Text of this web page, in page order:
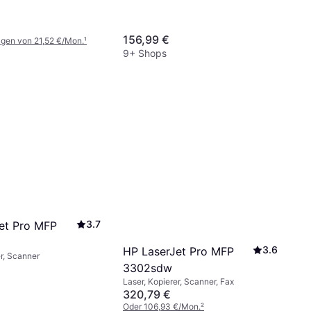
von 21,52 €/Mon.¹ 156,99 €
9+ Shops
Pro MFP
3.7
Scanner
HP LaserJet Pro MFP
3302sdw
3.6
Laser, Kopierer, Scanner, Fax
320,79 €
Oder 106,93 €/Mon.²